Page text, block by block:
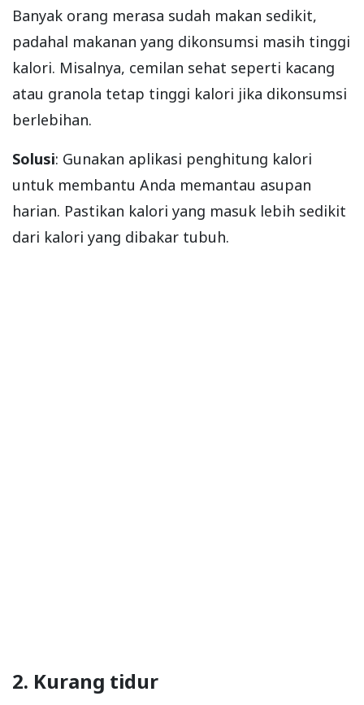
Banyak orang merasa sudah makan sedikit,
padahal makanan yang dikonsumsi masih tinggi
kalori. Misalnya, cemilan sehat seperti kacang
atau granola tetap tinggi kalori jika dikonsumsi
berlebihan.
Solusi: Gunakan aplikasi penghitung kalori
untuk membantu Anda memantau asupan
harian. Pastikan kalori yang masuk lebih sedikit
dari kalori yang dibakar tubuh.
2. Kurang tidur